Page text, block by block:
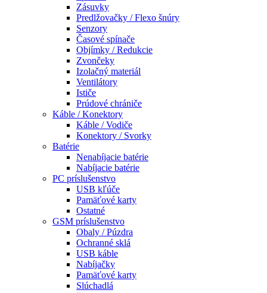
Zásuvky
Predlžovačky / Flexo šnúry
Senzory
Časové spínače
Objímky / Redukcie
Zvončeky
Izolačný materiál
Ventilátory
Ističe
Prúdové chrániče
Káble / Konektory
Káble / Vodiče
Konektory / Svorky
Batérie
Nenabíjacie batérie
Nabíjacie batérie
PC príslušenstvo
USB kľúče
Pamäťové karty
Ostatné
GSM príslušenstvo
Obaly / Púzdra
Ochranné sklá
USB káble
Nabíjačky
Pamäťové karty
Slúchadlá